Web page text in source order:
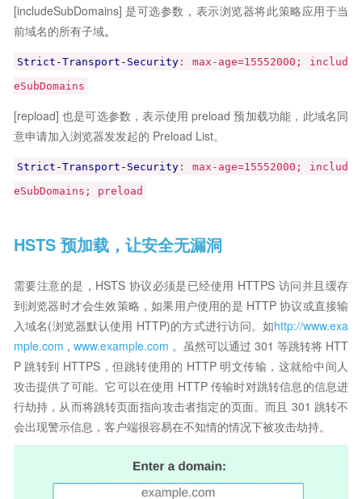
[includeSubDomains] 是可选参数，表示浏览器将此策略应用于当
前域名的所有子域。
Strict-Transport-Security: max-age=15552000; includ
eSubDomains
[repload] 也是可选参数，表示使用 preload 预加载功能，此域名同
意申请加入浏览器发发起的 Preload List。
Strict-Transport-Security: max-age=15552000; includ
eSubDomains; preload
HSTS 预加载，让安全无漏洞
需要注意的是，HSTS 协议必须是已经使用 HTTPS 访问并且缓存
到浏览器时才会生效策略，如果用户使用的是 HTTP 协议或直接输
入域名(浏览器默认使用 HTTP)的方式进行访问。如http://www.exa
mple.com , www.example.com 。虽然可以通过 301 等跳转将 HTT
P 跳转到 HTTPS，但跳转使用的 HTTP 明文传输，这就给中间人
攻击提供了可能。它可以在使用 HTTP 传输时对跳转信息的信息进
行劫持，从而将跳转页面指向攻击者指定的页面。而且 301 跳转不
会出现警示信息，客户端很容易在不知情的情况下被攻击劫持。